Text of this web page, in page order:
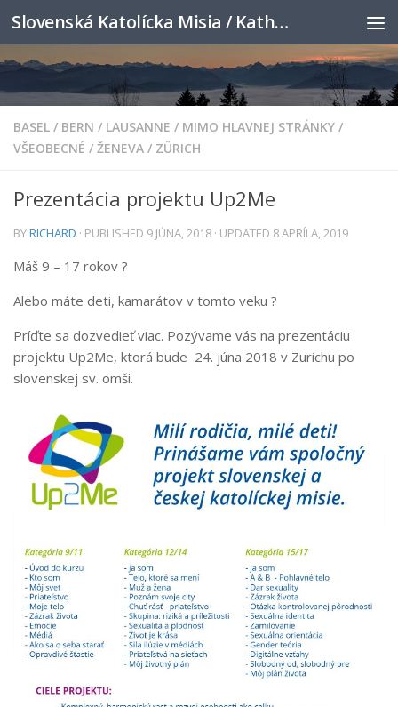
Skip to content Slovenská Katolícka Misia / Katholische Slowakenmission
BASEL / BERN / LAUSANNE / MIMO HLAVNEJ STRÁNKY /
VŠEOBECNÉ / ŽENEVA / ZÜRICH
Prezentácia projektu Up2Me
BYRICHARD · PUBLISHED 9 JÚNA, 2018 · UPDATED 8 APRÍLA, 2019
Máš 9 – 17 rokov ?
Alebo máte deti, kamarátov v tomto veku ?
Príďte sa dozvedieť viac. Pozývame vás na prezentáciu
projektu Up2Me, ktorá bude 24. júna 2018 v Zurichu po
slovenskej sv. omši.